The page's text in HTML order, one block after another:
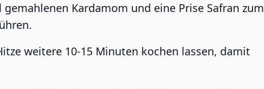
gemahlenen Kardamom und eine Prise Safran zum
weitere 10-15 Minuten kochen lassen, damit